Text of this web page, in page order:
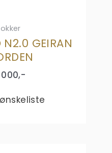
N2.0 GEIRAN
,-